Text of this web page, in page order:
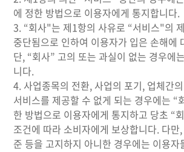
에 정한 방법으로 이용자에게 통지합니다.
3. “회사"는 제1항의 사유로 “서비스"의
중단됨으로 인하여 이용자가 입은 손해에
단, “회사” 고의 또는 과실이 없는 경우에
니다.
4. 사업종목의 전환, 사업의 포기, 업체간
서비스를 제공할 수 없게 되는 경우에는 “
한 방법으로 이용자에게 통지하고 당초 “
조건에 따라 소비자에게 보상합니다. 다만
준 등을 고지하지 아니한 경우에는 이용자